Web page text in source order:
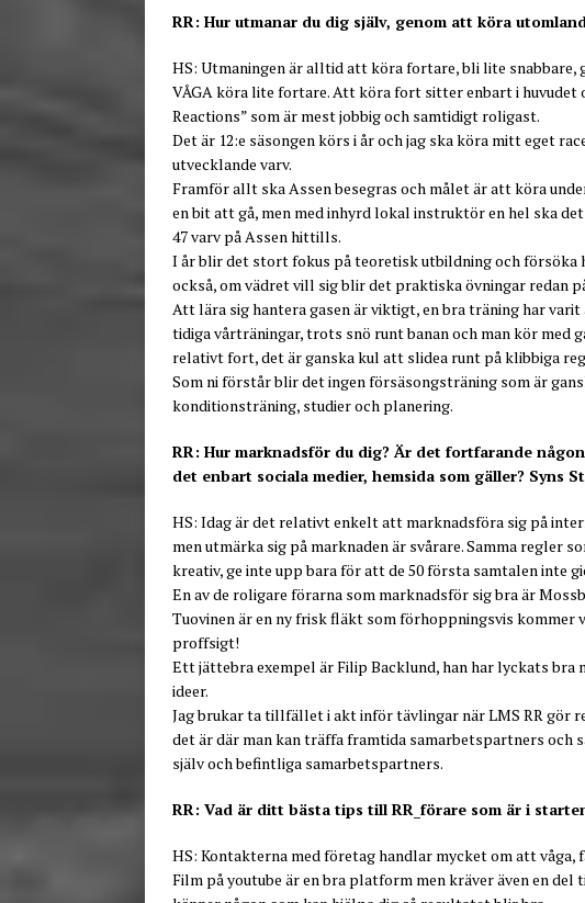
RR: Hur utmanar du dig själv, genom att köra
HS: Utmaningen är alltid att köra fortare, bli lite snabbare,
VÅGA köra lite fortare. Att köra fort sitter enbart i huvudet
Reactions” som är mest jobbig och samtidigt roligast.
Det är 12:e säsongen körs i år och jag ska köra mitt eget
utvecklande varv.
Framför allt ska Assen besegras och målet är att köra
en bit att gå, men med inhyrd lokal instruktör en hel ska
47 varv på Assen hittills.
I år blir det stort fokus på teoretisk utbildning och
också, om vädret vill sig blir det praktiska övningar redan
Att lära sig hantera gasen är viktigt, en bra träning har
tidiga vårträningar, trots snö runt banan och man kör med
relativt fort, det är ganska kul att slidea runt på klibbiga
Som ni förstår blir det ingen försäsongsträning som är
konditionsträning, studier och planering.
RR: Hur marknadsför du dig? Är det fortfarande
det enbart sociala medier, hemsida som gäller? Syns
HS: Idag är det relativt enkelt att marknadsföra sig på
men utmärka sig på marknaden är svårare. Samma regler
kreativ, ge inte upp bara för att de 50 första samtalen inte
En av de roligare förarna som marknadsför sig bra är
Tuovinen är en ny frisk fläkt som förhoppningsvis kommer
proffsigt!
Ett jättebra exempel är Filip Backlund, han har lyckats bra
ideer.
Jag brukar ta tillfället i akt inför tävlingar när LMS RR gör
det är där man kan träffa framtida samarbetspartners och
själv och befintliga samarbetspartners.
RR: Vad är ditt bästa tips till RR_förare som är i
HS: Kontakterna med företag handlar mycket om att
Film på youtube är en bra platform men kräver även en del